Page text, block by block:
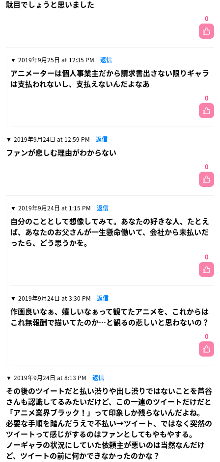
駄目でしょうと思いました
0
2019年9月25日 at 12:35 PM 返信
アニメーターは個人事業主だから請求書出さない限りギャラ
は支払われないし、支払えないんだよなあ
0
2019年9月24日 at 12:59 PM 返信
ファンが悲しむ理由がわからない
0
2019年9月24日 at 1:15 PM 返信
自分のこととして想像してみて。あなたの好きな人、たとえ
ば、あなたのお父さんが一生懸命働いて、会社から未払いだ
ったら、どう思うかを。
0
2019年9月24日 at 3:30 PM 返信
作画良いなぁ、嬉しいなぁって観てたアニメを、これからは
これ無報酬で描いてたのか…と観るの悲しいと思わないの？
0
2019年9月24日 at 8:13 PM 返信
その後のツイートだと払い渋りや出し渋りではないことを芦谷
さんも認識してるみたいだけど、この一連のツイートだけだと
「アニメ業界ブラック！」って印象しか残らないんだよね。
必要な手順を踏んだうえで不払い→ツイート、ではなく突然の
ツイートって感じがするのはファンとしてもやもやする。
ノーギャラの状況にしていた依頼主が悪いのは当然なんだけ
ど、ツイートの前に何かできなかったのかな？